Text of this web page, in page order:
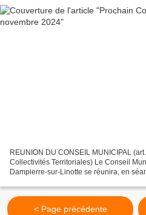
REUNION DU CONSEIL MUNICIPAL
Collectivités Territoriales) Le Conseil
Dampierre-sur-Linotte se réunira, en
< Page précédente